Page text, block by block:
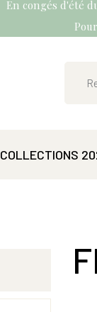
En congés d'été
COLLECTIONS